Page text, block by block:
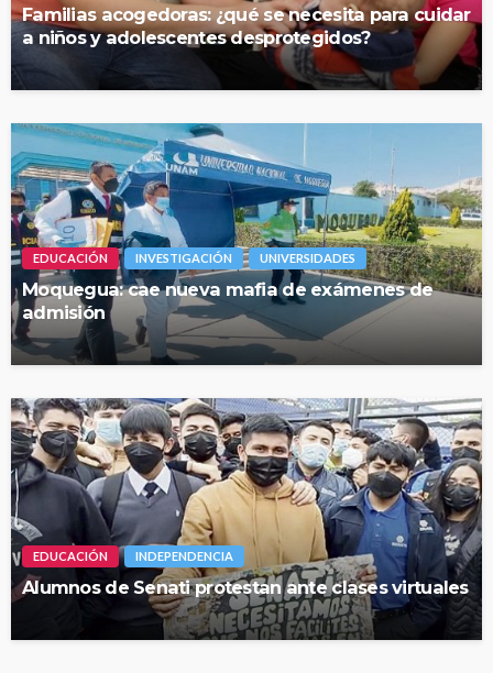
Familias acogedoras: ¿qué se necesita para cuidar
a niños y adolescentes desprotegidos?
EDUCACIÓN INVESTIGACIÓN UNIVERSIDADES
Moquegua: cae nueva mafia de exámenes de
admisión
EDUCACIÓN INDEPENDENCIA
Alumnos de Senati protestan ante clases virtuales